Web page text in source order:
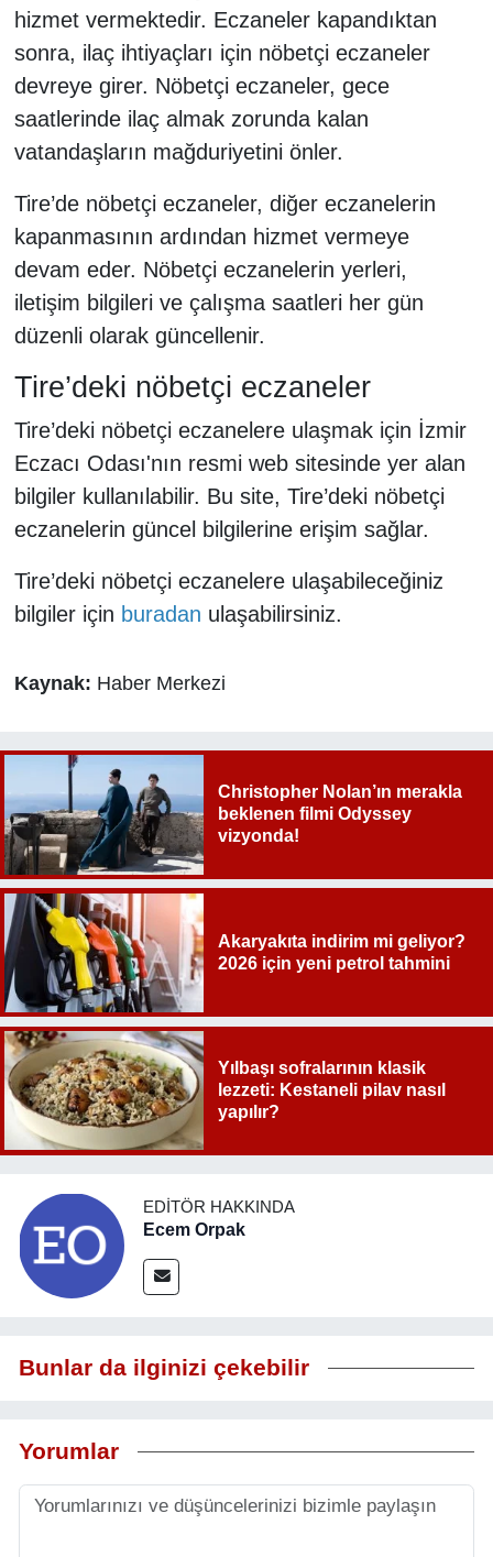
hizmet vermektedir. Eczaneler kapandıktan
sonra, ilaç ihtiyaçları için nöbetçi eczaneler
devreye girer. Nöbetçi eczaneler, gece
saatlerinde ilaç almak zorunda kalan
vatandaşların mağduriyetini önler.
Tire’de nöbetçi eczaneler, diğer eczanelerin
kapanmasının ardından hizmet vermeye
devam eder. Nöbetçi eczanelerin yerleri,
iletişim bilgileri ve çalışma saatleri her gün
düzenli olarak güncellenir.
Tire’deki nöbetçi eczaneler
Tire’deki nöbetçi eczanelere ulaşmak için İzmir
Eczacı Odası'nın resmi web sitesinde yer alan
bilgiler kullanılabilir. Bu site, Tire’deki nöbetçi
eczanelerin güncel bilgilerine erişim sağlar.
Tire’deki nöbetçi eczanelere ulaşabileceğiniz
bilgiler için buradan ulaşabilirsiniz.
Kaynak: Haber Merkezi
Christopher Nolan’ın merakla
beklenen filmi Odyssey
vizyonda!
Akaryakıta indirim mi geliyor?
2026 için yeni petrol tahmini
Yılbaşı sofralarının klasik
lezzeti: Kestaneli pilav nasıl
yapılır?
EDITÖR HAKKINDA
Ecem Orpak
Bunlar da ilginizi çekebilir
Yorumlar